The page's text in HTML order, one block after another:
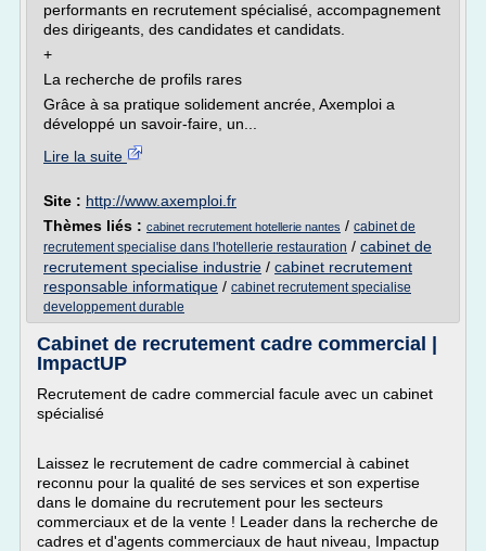
performants en recrutement spécialisé, accompagnement
des dirigeants, des candidates et candidats.
+
La recherche de profils rares
Grâce à sa pratique solidement ancrée, Axemploi a
développé un savoir-faire, un...
Lire la suite
Site : http://www.axemploi.fr
Thèmes liés : cabinet recrutement hotellerie nantes / cabinet de
recrutement specialise dans l'hotellerie restauration / cabinet de
recrutement specialise industrie / cabinet recrutement
responsable informatique / cabinet recrutement specialise
developpement durable
Cabinet de recrutement cadre commercial |
ImpactUP
Recrutement de cadre commercial facule avec un cabinet
spécialisé
Laissez le recrutement de cadre commercial à cabinet
reconnu pour la qualité de ses services et son expertise
dans le domaine du recrutement pour les secteurs
commerciaux et de la vente ! Leader dans la recherche de
cadres et d'agents commerciaux de haut niveau, Impactup